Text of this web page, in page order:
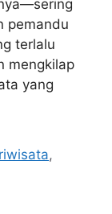
pemandu
terlalu
mengkilap
yang
,